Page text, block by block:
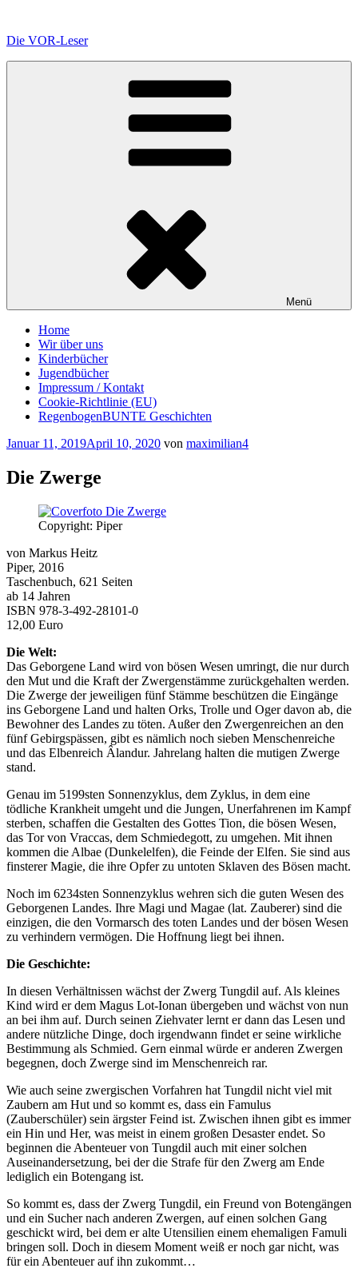
springen
Die VOR-Leser
Menü
Home
Wir über uns
Kinderbücher
Jugendbücher
Impressum / Kontakt
Cookie-Richtlinie (EU)
RegenbogenBUNTE Geschichten
Veröffentlicht
Januar 11, 2019April 10, 2020 von maximilian4
Die Zwerge
Copyright: Piper
von Markus Heitz
Piper, 2016
Taschenbuch, 621 Seiten
ab 14 Jahren
ISBN 978-3-492-28101-0
12,00 Euro
Die Welt:
Das Geborgene Land wird von bösen Wesen umringt, die nur durch
den Mut und die Kraft der Zwergenstämme zurückgehalten werden.
Die Zwerge der jeweiligen fünf Stämme beschützen die Eingänge
ins Geborgene Land und halten Orks, Trolle und Oger davon ab, die
Bewohner des Landes zu töten. Außer den Zwergenreichen an den
fünf Gebirgspässen, gibt es nämlich noch sieben Menschenreiche
und das Elbenreich Âlandur. Jahrelang halten die mutigen Zwerge
stand.
Genau im 5199sten Sonnenzyklus, dem Zyklus, in dem eine
tödliche Krankheit umgeht und die Jungen, Unerfahrenen im Kampf
sterben, schaffen die Gestalten des Gottes Tion, die bösen Wesen,
das Tor von Vraccas, dem Schmiedegott, zu umgehen. Mit ihnen
kommen die Albae (Dunkelelfen), die Feinde der Elfen. Sie sind aus
finsterer Magie, die ihre Opfer zu untoten Sklaven des Bösen macht.
Noch im 6234sten Sonnenzyklus wehren sich die guten Wesen des
Geborgenen Landes. Ihre Magi und Magae (lat. Zauberer) sind die
einzigen, die den Vormarsch des toten Landes und der bösen Wesen
zu verhindern vermögen. Die Hoffnung liegt bei ihnen.
Die Geschichte:
In diesen Verhältnissen wächst der Zwerg Tungdil auf. Als kleines
Kind wird er dem Magus Lot-Ionan übergeben und wächst von nun
an bei ihm auf. Durch seinen Ziehvater lernt er dann das Lesen und
andere nützliche Dinge, doch irgendwann findet er seine wirkliche
Bestimmung als Schmied. Gern einmal würde er anderen Zwergen
begegnen, doch Zwerge sind im Menschenreich rar.
Wie auch seine zwergischen Vorfahren hat Tungdil nicht viel mit
Zaubern am Hut und so kommt es, dass ein Famulus
(Zauberschüler) sein ärgster Feind ist. Zwischen ihnen gibt es immer
ein Hin und Her, was meist in einem großen Desaster endet. So
beginnen die Abenteuer von Tungdil auch mit einer solchen
Auseinandersetzung, bei der die Strafe für den Zwerg am Ende
lediglich ein Botengang ist.
So kommt es, dass der Zwerg Tungdil, ein Freund von Botengängen
und ein Sucher nach anderen Zwergen, auf einen solchen Gang
geschickt wird, bei dem er alte Utensilien einem ehemaligen Famuli
bringen soll. Doch in diesem Moment weiß er noch gar nicht, was
für ein Abenteuer auf ihn zukommt…